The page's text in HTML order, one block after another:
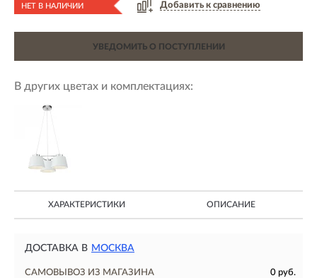
НЕТ В НАЛИЧИИ Добавить к сравнению
УВЕДОМИТЬ О ПОСТУПЛЕНИИ
В других цветах и комплектациях:
ХАРАКТЕРИСТИКИ ОПИСАНИЕ
ДОСТАВКА В МОСКВА
САМОВЫВОЗ ИЗ МАГАЗИНА
0 руб.